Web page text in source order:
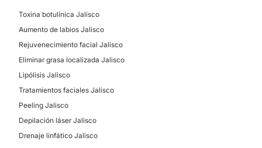
Toxina botulínica Jalisco
Aumento de labios Jalisco
Rejuvenecimiento facial Jalisco
Eliminar grasa localizada Jalisco
Lipólisis Jalisco
Tratamientos faciales Jalisco
Peeling Jalisco
Depilación láser Jalisco
Drenaje linfático Jalisco